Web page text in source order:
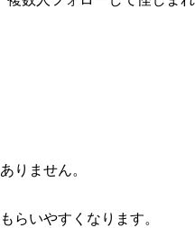
りません。
らいやすくなります。